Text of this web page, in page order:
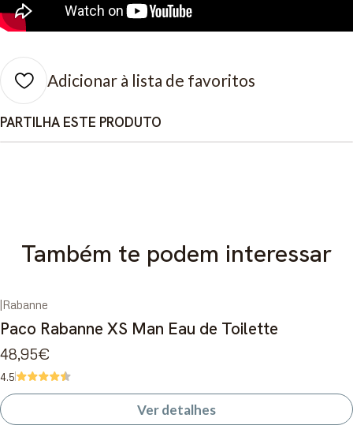
Adicionar à lista de favoritos
PARTILHA ESTE PRODUTO
Também te podem interessar
|Rabanne
Paco Rabanne XS Man Eau de Toilette
48,95€
4.5
Ver detalhes